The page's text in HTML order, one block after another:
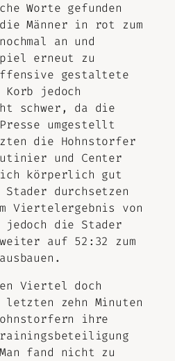
Worte gefunden
Männer in rot zum
an und
erneut zu
gestaltete
Korb jedoch
schwer, da die
umgestellt
die Hohnstorfer
und Center
körperlich gut
durchsetzen
Viertelergebnis von
jedoch die Stader
auf 52:32 zum
Viertel doch
letzten zehn Minuten
ihre
fand nicht zu